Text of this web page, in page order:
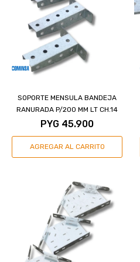
SOPORTE MENSULA BANDEJA
RANURADA P/200 MM LT CH.14
PYG 45.900